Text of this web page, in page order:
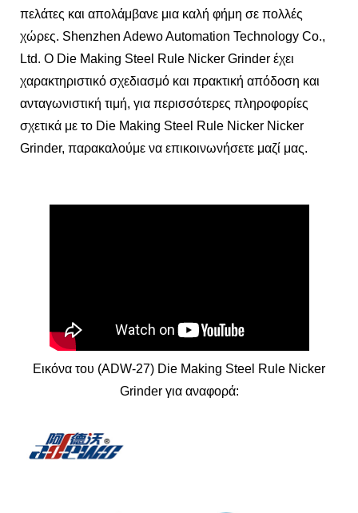
πελάτες και απολάμβανε μια καλή φήμη σε πολλές
χώρες. Shenzhen Adewo Automation Technology Co.,
Ltd. Ο Die Making Steel Rule Nicker Grinder έχει
χαρακτηριστικό σχεδιασμό και πρακτική απόδοση και
ανταγωνιστική τιμή, για περισσότερες πληροφορίες
σχετικά με το Die Making Steel Rule Nicker Nicker
Grinder, παρακαλούμε να επικοινωνήσετε μαζί μας.
Εικόνα του (ADW-27) Die Making Steel Rule Nicker
Grinder για αναφορά: